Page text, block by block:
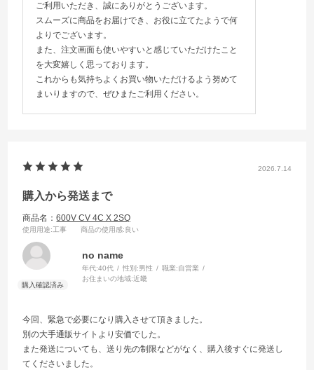
ご利用いただき、誠にありがとうございます。
スムーズに商品をお届けでき、お役に立てたようで何
よりでございます。
また、注文画面も使いやすいと感じていただけたこと
を大変嬉しく思っております。
これからも気持ちよくお買い物いただけるよう努めて
まいりますので、ぜひまたご利用ください。
2026.7.14
購入から発送まで
商品名：600V CV 4C X 2SQ
使用用途:工事 商品の使用感:良い
no name
年代:40代 性別:男性 職業:自営業
お住まいの地域:近畿
今回、緊急で必要になり購入させて頂きました。
別の大手通販サイトより安価でした。
また発送についても、送り先の制限などがなく、購入後すぐに発送し
てくださいました。